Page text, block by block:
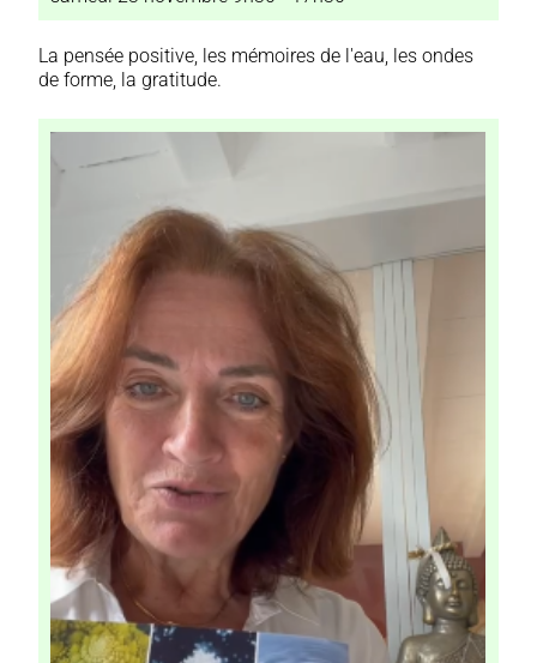
La pensée positive, les mémoires de l'eau, les ondes
de forme, la gratitude.